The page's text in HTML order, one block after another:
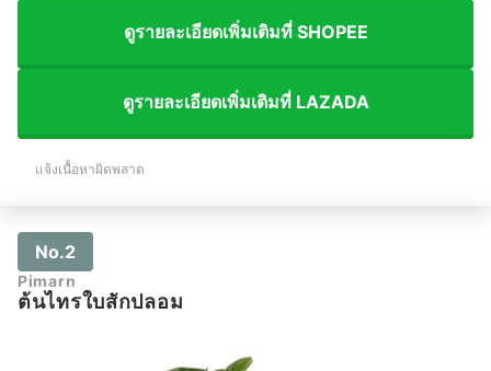
ดูรายละเอียดเพิ่มเติมที่ SHOPEE
ดูรายละเอียดเพิ่มเติมที่ LAZADA
แจ้งเนื้อหาผิดพลาด
No.2
Pimarn
ต้นไทรใบสักปลอม